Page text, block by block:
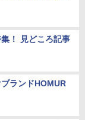
！ 見どころ記事
ランドHOMUR